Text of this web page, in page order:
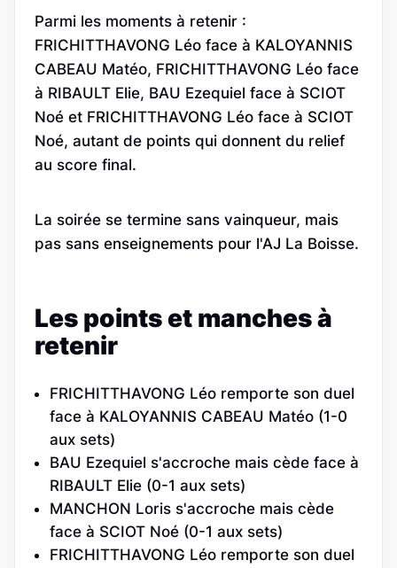
Parmi les moments à retenir :
FRICHITTHAVONG Léo face à KALOYANNIS
CABEAU Matéo, FRICHITTHAVONG Léo face
à RIBAULT Elie, BAU Ezequiel face à SCIOT
Noé et FRICHITTHAVONG Léo face à SCIOT
Noé, autant de points qui donnent du relief
au score final.
La soirée se termine sans vainqueur, mais
pas sans enseignements pour l'AJ La Boisse.
Les points et manches à
retenir
FRICHITTHAVONG Léo remporte son duel
face à KALOYANNIS CABEAU Matéo (1-0
aux sets)
BAU Ezequiel s'accroche mais cède face à
RIBAULT Elie (0-1 aux sets)
MANCHON Loris s'accroche mais cède
face à SCIOT Noé (0-1 aux sets)
FRICHITTHAVONG Léo remporte son duel